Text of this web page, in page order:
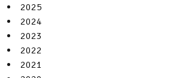
2025
2024
2023
2022
2021